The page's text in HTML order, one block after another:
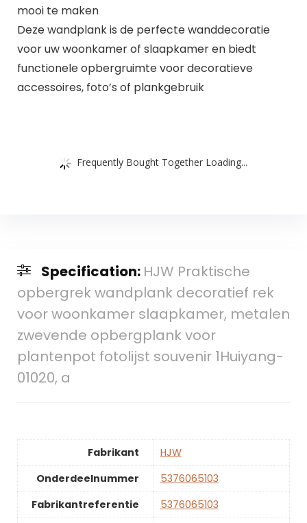
mooi te maken
Deze wandplank is de perfecte wanddecoratie
voor uw woonkamer of slaapkamer en biedt
functionele opbergruimte voor decoratieve
accessoires, foto’s of plankgebruik
Frequently Bought Together Loading...
Specification: HJW Praktische
opbergrek wandplank decoratief rek
voor woonkamer slaapkamer, metalen
zwevende opbergplank voor
plantenpot fotolijst souvenir 1Huiyang-
01020, a
Fabrikant
‎HJW
Onderdeelnummer
‎5376065103
Fabrikantreferentie
‎5376065103